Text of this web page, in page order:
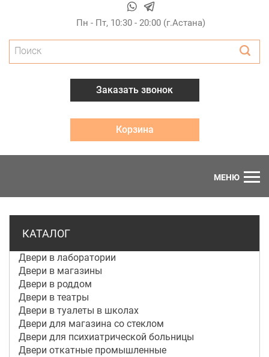
Пн - Пт, 10:30 - 20:00 (г.Астана)
Поиск
Заказать звонок
Корзина
МЕНЮ
КАТАЛОГ
Двери в лаборатории
Двери в магазины
Двери в роддом
Двери в театры
Двери в туалеты в школах
Двери для магазина со стеклом
Двери для психиатрической больницы
Двери откатные промышленные